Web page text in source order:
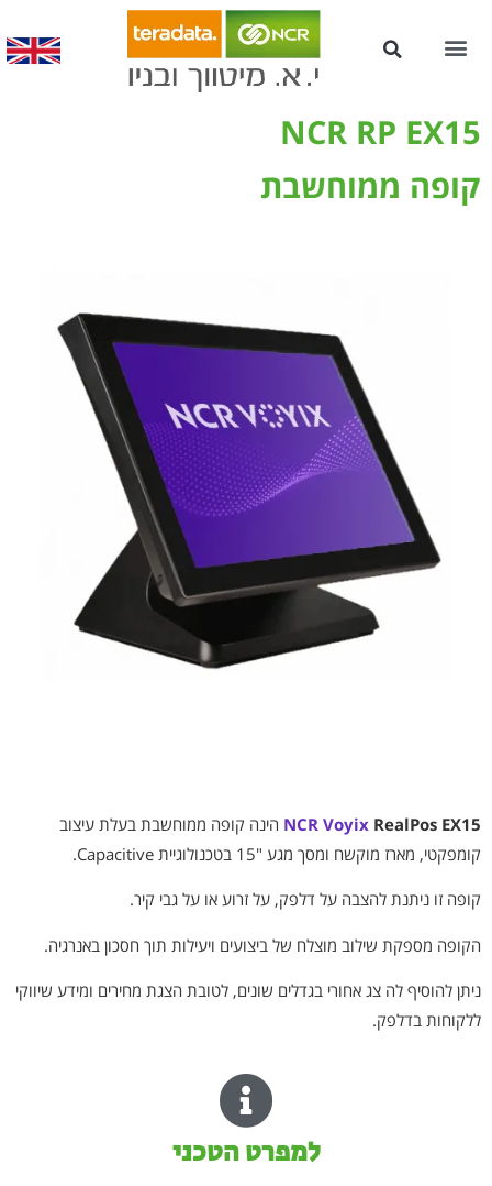
NCR RP EX15
קופה ממוחשבת
NCR Voyix RealPos EX15
הינה קופה ממוחשבת בעלת עיצוב
קומפקטי, מארז מוקשח ומסך מגע "15 בטכנולוגיית Capacitive.
קופה זו ניתנת להצבה על דלפק, על זרוע או על גבי קיר.
הקופה מספקת שילוב מוצלח של ביצועים ויעילות תוך חסכון באנרגיה.
ניתן להוסיף לה צג אחורי בגדלים שונים, לטובת הצגת מחירים ומידע שיווקי
ללקוחות בדלפק.
למפרט הטכני